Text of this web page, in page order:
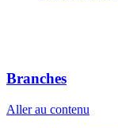
Branches
Aller au contenu